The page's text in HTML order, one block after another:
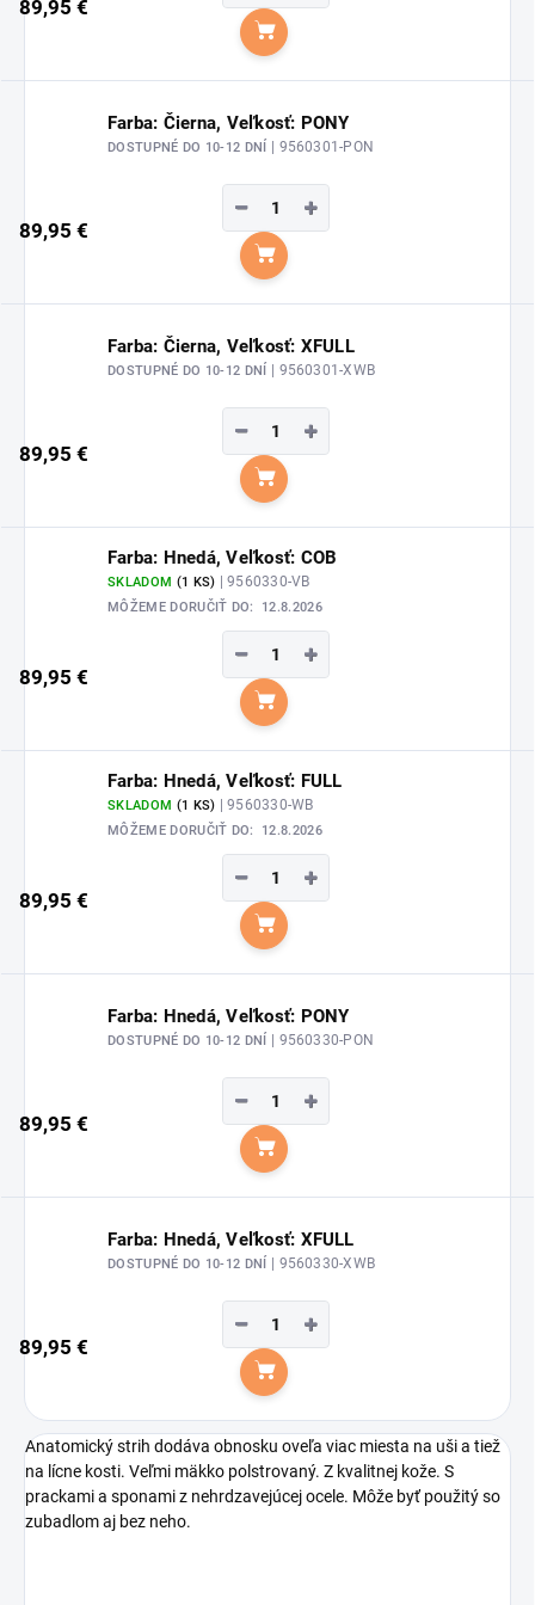
89,95 €
Do košíka
Farba: Čierna, Veľkosť: PONY
DOSTUPNÉ DO 10-12 DNÍ | 9560301-PON
89,95 €
+
−
Do košíka
Farba: Čierna, Veľkosť: XFULL
DOSTUPNÉ DO 10-12 DNÍ | 9560301-XWB
89,95 €
+
−
Do košíka
Farba: Hnedá, Veľkosť: COB
SKLADOM (1 KS) | 9560330-VB
MÔŽEME DORUČIŤ DO: 12.8.2026
89,95 €
+
−
Do košíka
Farba: Hnedá, Veľkosť: FULL
SKLADOM (1 KS) | 9560330-WB
MÔŽEME DORUČIŤ DO: 12.8.2026
89,95 €
+
−
Do košíka
Farba: Hnedá, Veľkosť: PONY
DOSTUPNÉ DO 10-12 DNÍ | 9560330-PON
89,95 €
+
−
Do košíka
Farba: Hnedá, Veľkosť: XFULL
DOSTUPNÉ DO 10-12 DNÍ | 9560330-XWB
89,95 €
+
−
Do košíka
Anatomický strih dodáva obnosku oveľa viac miesta na uši a tiež
na lícne kosti. Veľmi mäkko polstrovaný. Z kvalitnej kože. S
prackami a sponami z nehrdzavejúcej ocele. Môže byť použitý so
zubadlom aj bez neho.